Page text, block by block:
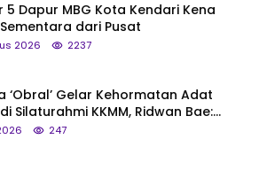
5 Dapur MBG Kota Kendari Kena
dari Pusat
2026 2237
‘Obral’ Gelar Kehormatan Adat
Silaturahmi KKMM, Ridwan Bae:
Tipe Begitu, Belum Pantas!
247